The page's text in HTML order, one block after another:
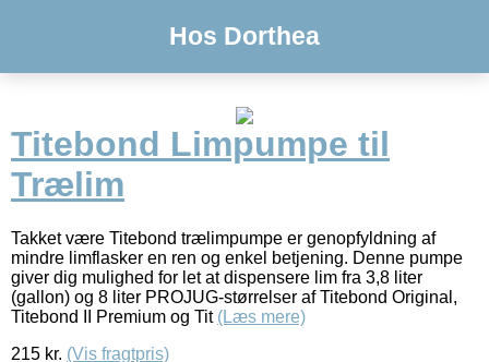
Hos Dorthea
Titebond Limpumpe til
Trælim
Takket være Titebond trælimpumpe er genopfyldning af
mindre limflasker en ren og enkel betjening. Denne pumpe
giver dig mulighed for let at dispensere lim fra 3,8 liter
(gallon) og 8 liter PROJUG-størrelser af Titebond Original,
Titebond II Premium og Tit (Læs mere)
215 kr. (Vis fragtpris)